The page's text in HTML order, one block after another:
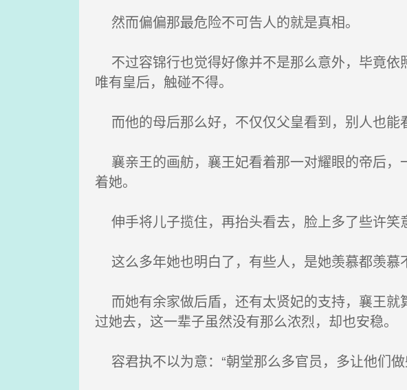
然而偏偏那最危险不可告人的就是真相。
不过容锦行也觉得好像并不是那么意外，毕竟依
唯有皇后，触碰不得。
而他的母后那么好，不仅仅父皇看到，别人也能
襄亲王的画舫，襄王妃看着那一对耀眼的帝后，
着她。
伸手将儿子揽住，再抬头看去，脸上多了些许笑
这么多年她也明白了，有些人，是她羡慕都羡慕
而她有余家做后盾，还有太贤妃的支持，襄王就
过她去，这一辈子虽然没有那么浓烈，却也安稳。
容君执不以为意：“朝堂那么多官员，多让他们